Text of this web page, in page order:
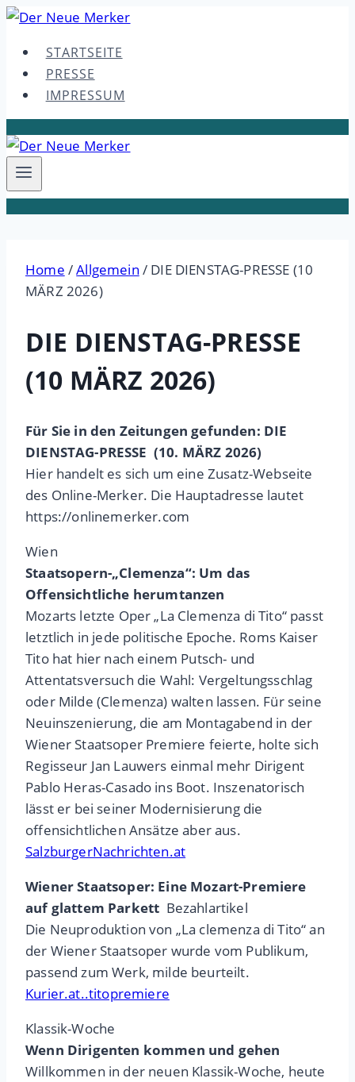
Skip
contentSTARTSEITE
PRESSE
IMPRESSUM
Home /Allgemein / DIE DIENSTAG-PRESSE (10
MÄRZ 2026)
DIE DIENSTAG-PRESSE
(10 MÄRZ 2026)
Für Sie in den Zeitungen gefunden: DIE
DIENSTAG-PRESSE (10. MÄRZ 2026)
Hier handelt es sich um eine Zusatz-Webseite
des Online-Merker. Die Hauptadresse lautet
https://onlinemerker.com
Wien
Staatsopern-„Clemenza“: Um das
Offensichtliche herumtanzen
Mozarts letzte Oper „La Clemenza di Tito“ passt
letztlich in jede politische Epoche. Roms Kaiser
Tito hat hier nach einem Putsch- und
Attentatsversuch die Wahl: Vergeltungsschlag
oder Milde (Clemenza) walten lassen. Für seine
Neuinszenierung, die am Montagabend in der
Wiener Staatsoper Premiere feierte, holte sich
Regisseur Jan Lauwers einmal mehr Dirigent
Pablo Heras-Casado ins Boot. Inszenatorisch
lässt er bei seiner Modernisierung die
offensichtlichen Ansätze aber aus.
SalzburgerNachrichten.at
Wiener Staatsoper: Eine Mozart-Premiere
auf glattem Parkett Bezahlartikel
Die Neuproduktion von „La clemenza di Tito“ an
der Wiener Staatsoper wurde vom Publikum,
passend zum Werk, milde beurteilt.
Kurier.at..titopremiere
Klassik-Woche
Wenn Dirigenten kommen und gehen
Willkommen in der neuen Klassik-Woche, heute